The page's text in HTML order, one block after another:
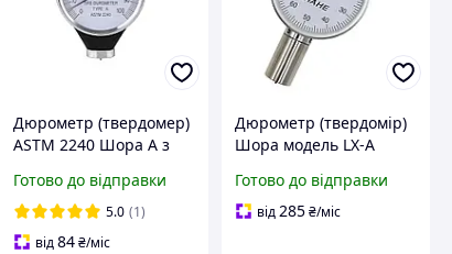
Дюрометр (твердомер)
ASTM 2240 Шора A з
НА Чорний Хіт
продажу!
Готово до відправки
5.0 (1)
від84 ₴/міс
Дюрометр (твердомір)
Шора модель LX-A
стрілкою, шкала 0-100
Готово до відправки
від285₴/міс